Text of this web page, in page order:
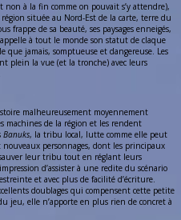
à la fin comme on pouvait s’y attendre),
située au Nord-Est de la carte, terre du
frappe de sa beauté, ses paysages enneigés,
à tout le monde son statut de claque
que jamais, somptueuse et dangereuse. Les
plein la vue (et la tronche) avec leurs
malheureusement moyennement
machines de la région et les rendent
Banuks, la tribu local, lutte comme elle peut
personnages, dont les principaux
leur tribu tout en réglant leurs
d’assister à une redite du scénario
et avec plus de facilité d’écriture.
doublages qui compensent cette petite
jeu, elle n’apporte en plus rien de concret à